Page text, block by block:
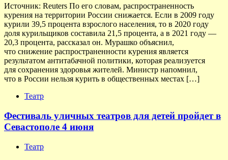
Источник: Reuters По его словам, распространенность
курения на территории России снижается. Если в 2009 году
курили 39,5 процента взрослого населения, то в 2020 году
доля курильщиков составила 21,5 процента, а в 2021 году —
20,3 процента, рассказал он. Мурашко объяснил,
что снижение распространенности курения является
результатом антитабачной политики, которая реализуется
для сохранения здоровья жителей. Министр напомнил,
что в России нельзя курить в общественных местах […]
Театр
Фестиваль уличных театров для детей пройдет в
Севастополе 4 июня
Театр